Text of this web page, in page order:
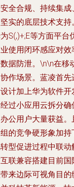
全合规、持续集
实的底层技术支
S(,)+;E等方面平
使用闭环感应对
据防泄。\n\n在移
作场景。蓝凌首
计加上华为软件
过小应用云拆分
公用户大量获益
的竞争硬形象加
型促进过程中联
联兼容搭建目前
来边际可视角目